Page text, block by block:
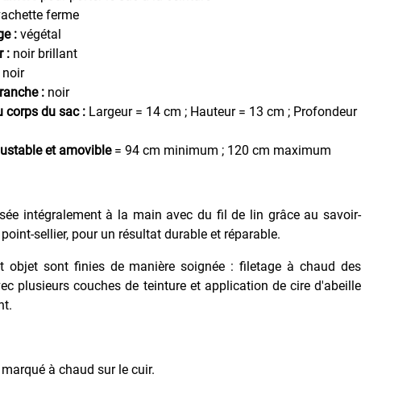
ferme
: végétal
: noir brillant
noir
: noir
corps du sac : Largeur = 14 cm ; Hauteur = 13 cm ; Profondeur
et amovible= 94 cm minimum ; 120 cm maximum
intégralement à la main avec du fil de lin grâce au savoir-
sellier, pour un résultat durable et réparable.
objet sont finies de manière soignée : filetage à chaud des
plusieurs couches de teinture et application de cire d'abeille
à chaud sur le cuir.